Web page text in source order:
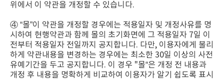
위에서 이 약관을 개정할 수 있습니다.
④ “몰”이 약관을 개정할 경우에는 적용일자 및 개정사유를 명
시하여 현행약관과 함께 몰의 초기화면에 그 적용일자 7일 이
전부터 적용일자 전일까지 공지합니다. 다만, 이용자에게 불리
하게 약관내용을 변경하는 경우에는 최소한 30일 이상의 사전
유예기간을 두고 공지합니다. 이 경우 "몰“은 개정 전 내용과
개정 후 내용을 명확하게 비교하여 이용자가 알기 쉽도록 표시